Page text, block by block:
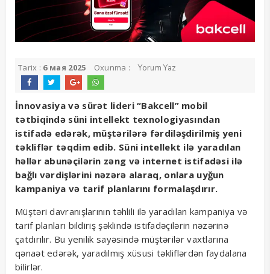
Tarix : 6 мая 2025 Oxunma : Yorum Yaz
İnnovasiya və sürət lideri “Bakcell” mobil
tətbiqində süni intellekt texnologiyasından
istifadə edərək, müştərilərə fərdiləşdirilmiş yeni
təkliflər təqdim edib. Süni intellekt ilə yaradılan
həllər abunəçilərin zəng və internet istifadəsi ilə
bağlı vərdişlərini nəzərə alaraq, onlara uyğun
kampaniya və tarif planlarını formalaşdırır.
Müştəri davranışlarının təhlili ilə yaradılan kampaniya və
tarif planları bildiriş şəklində istifadəçilərin nəzərinə
çatdırılır. Bu yenilik sayəsində müştərilər vaxtlarına
qənaət edərək, yaradılmış xüsusi təkliflərdən faydalana
bilirlər.